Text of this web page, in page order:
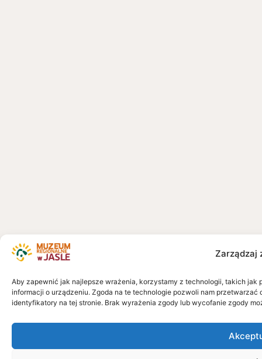
Zarządzaj
Aby zapewnić jak najlepsze wrażenia, korzystamy z technologii, takich
informacji o urządzeniu. Zgoda na te technologie pozwoli nam
identyfikatory na tej stronie. Brak wyrażenia zgody lub wycofanie zgody